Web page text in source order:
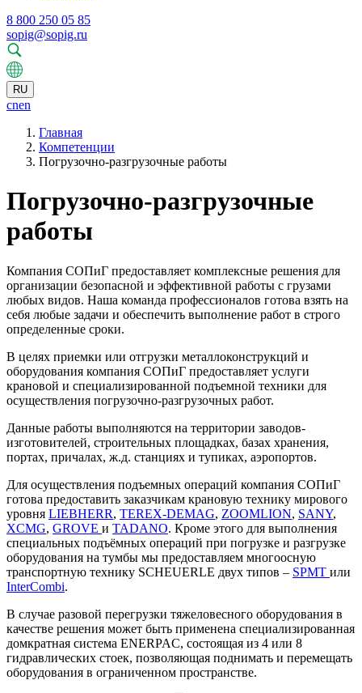
8 800 250 05 85
sopig@sopig.ru
RU
cnen
Главная
Компетенции
Погрузочно-разгрузочные работы
Погрузочно-разгрузочные
работы
Компания СОПиГ предоставляет комплексные решения для
организации безопасной и эффективной работы с грузами
любых видов. Наша команда профессионалов готова взять на
себя любые задачи и обеспечить выполнение работ в строго
определенные сроки.
В целях приемки или отгрузки металлоконструкций и
оборудования компания СОПиГ предоставляет услуги
крановой и специализированной подъемной техники для
осуществления погрузочно-разгрузочных работ.
Данные работы выполняются на территории заводов-
изготовителей, строительных площадках, базах хранения,
портах, причалах, ж.д. станциях и тупиках, аэропортов.
Для осуществления подъемных операций компания СОПиГ
готова предоставить заказчикам крановую технику мирового
уровня LIEBHERR, TEREX-DEMAG, ZOOMLION, SANY,
XCMG, GROVE и TADANO. Кроме этого для выполнения
специальных подъёмных операций при погрузке и разгрузке
оборудования на тумбы мы предоставляем многоосную
транспортную технику SCHEUERLE двух типов – SPMT или
InterCombi.
В случае разовой перегрузки тяжеловесного оборудования в
качестве решения может быть применена специализированная
домкратная система ENERPAC, состоящая из 4 или 8
гидравлических стоек, позволяющая поднимать и перемещать
оборудования в ограниченном пространстве.